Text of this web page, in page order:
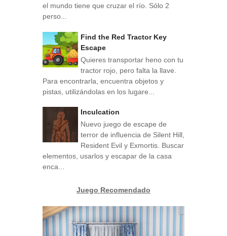
el mundo tiene que cruzar el río. Sólo 2
perso...
Find the Red Tractor Key
Escape
Quieres transportar heno con tu
tractor rojo, pero falta la llave.
Para encontrarla, encuentra objetos y
pistas, utilizándolas en los lugare...
Inculcation
Nuevo juego de escape de
terror de influencia de Silent Hill,
Resident Evil y Exmortis. Buscar
elementos, usarlos y escapar de la casa
enca...
Juego Recomendado